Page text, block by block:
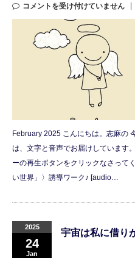
コメントを受け付けていません
February 2025 こんにちは。志麻の
は、文字と音声でお届けしています
ーの再生ボタンをクリックなさって
い世界」〉誘導ワーク♪ [audio…
2025
24
Jan
宇宙は私に借り